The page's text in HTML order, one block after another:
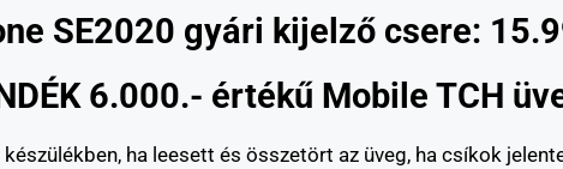
SE2020 gyári kijelző csere:
6.000.- értékű Mobile TCH
ha leesett és összetört az üveg, ha csíkok